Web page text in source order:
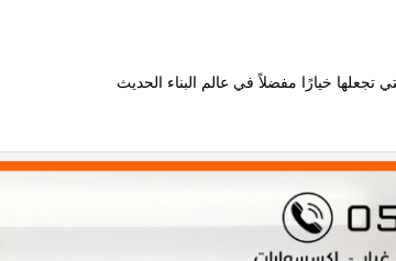
تجعلها خيارًا مفضلاً في عالم البناء الحديث